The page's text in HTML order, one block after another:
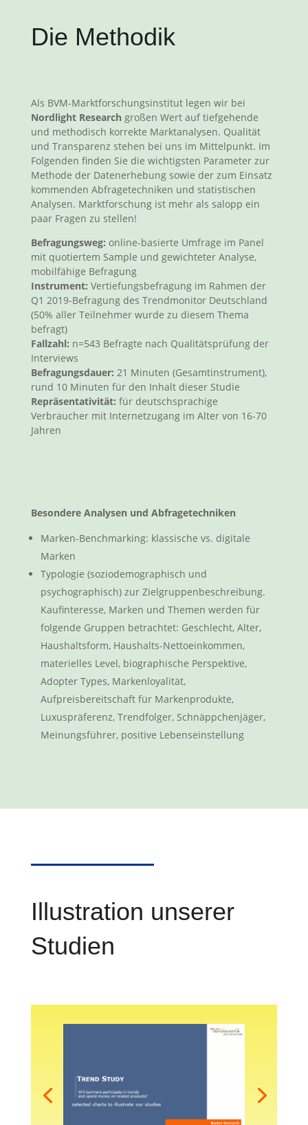
Die Methodik
Als BVM-Marktforschungsinstitut legen wir bei
Nordlight Research großen Wert auf tiefgehende
und methodisch korrekte Marktanalysen. Qualität
und Transparenz stehen bei uns im Mittelpunkt. Im
Folgenden finden Sie die wichtigsten Parameter zur
Methode der Datenerhebung sowie der zum Einsatz
kommenden Abfragetechniken und statistischen
Analysen. Marktforschung ist mehr als salopp ein
paar Fragen zu stellen!
Befragungsweg: online-basierte Umfrage im Panel
mit quotiertem Sample und gewichteter Analyse,
mobilfähige Befragung
Instrument: Vertiefungsbefragung im Rahmen der
Q1 2019-Befragung des Trendmonitor Deutschland
(50% aller Teilnehmer wurde zu diesem Thema
befragt)
Fallzahl: n=543 Befragte nach Qualitätsprüfung der
Interviews
Befragungsdauer: 21 Minuten (Gesamtinstrument),
rund 10 Minuten für den Inhalt dieser Studie
Repräsentativität: für deutschsprachige
Verbraucher mit Internetzugang im Alter von 16-70
Jahren
Besondere Analysen und Abfragetechniken
Marken-Benchmarking: klassische vs. digitale
Marken
Typologie (soziodemographisch und
psychographisch) zur Zielgruppenbeschreibung.
Kaufinteresse, Marken und Themen werden für
folgende Gruppen betrachtet: Geschlecht, Alter,
Haushaltsform, Haushalts-Nettoeinkommen,
materielles Level, biographische Perspektive,
Adopter Types, Markenloyalität,
Aufpreisbereitschaft für Markenprodukte,
Luxuspräferenz, Trendfolger, Schnäppchenjäger,
Meinungsführer, positive Lebenseinstellung
Illustration unserer
Studien